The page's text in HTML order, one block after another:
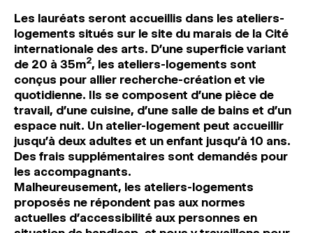
Les lauréats seront accueillis dans les ateliers-
logements situés sur le site du marais de la Cité
internationale des arts. D’une superficie variant
de 20 à 35m2, les ateliers-logements sont
conçus pour allier recherche-création et vie
quotidienne. Ils se composent d’une pièce de
travail, d’une cuisine, d’une salle de bains et d’un
espace nuit. Un atelier-logement peut accueillir
jusqu’à deux adultes et un enfant jusqu’à 10 ans.
Des frais supplémentaires sont demandés pour
les accompagnants.
Malheureusement, les ateliers-logements
proposés ne répondent pas aux normes
actuelles d’accessibilité́ aux personnes en